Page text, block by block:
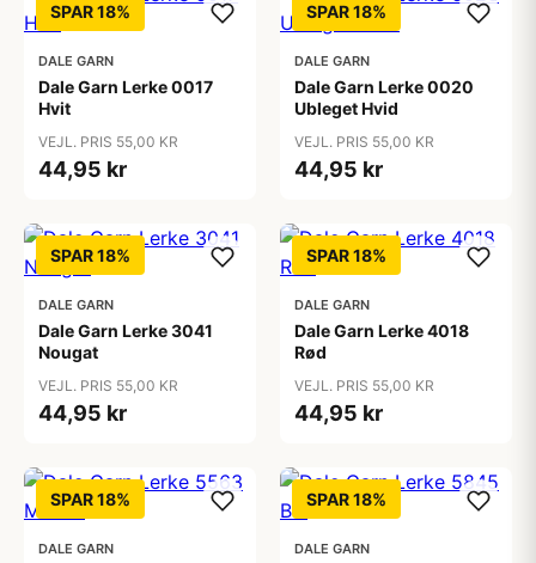
SPAR 18%
DALE GARN
Dale Garn Lerke 0017
Hvit
VEJL. PRIS 55,00 KR
44,95 kr
SPAR 18%
DALE GARN
Dale Garn Lerke 0020
Ubleget Hvid
VEJL. PRIS 55,00 KR
44,95 kr
SPAR 18%
DALE GARN
Dale Garn Lerke 3041
Nougat
VEJL. PRIS 55,00 KR
44,95 kr
SPAR 18%
DALE GARN
Dale Garn Lerke 4018
Rød
VEJL. PRIS 55,00 KR
44,95 kr
SPAR 18%
DALE GARN
SPAR 18%
DALE GARN